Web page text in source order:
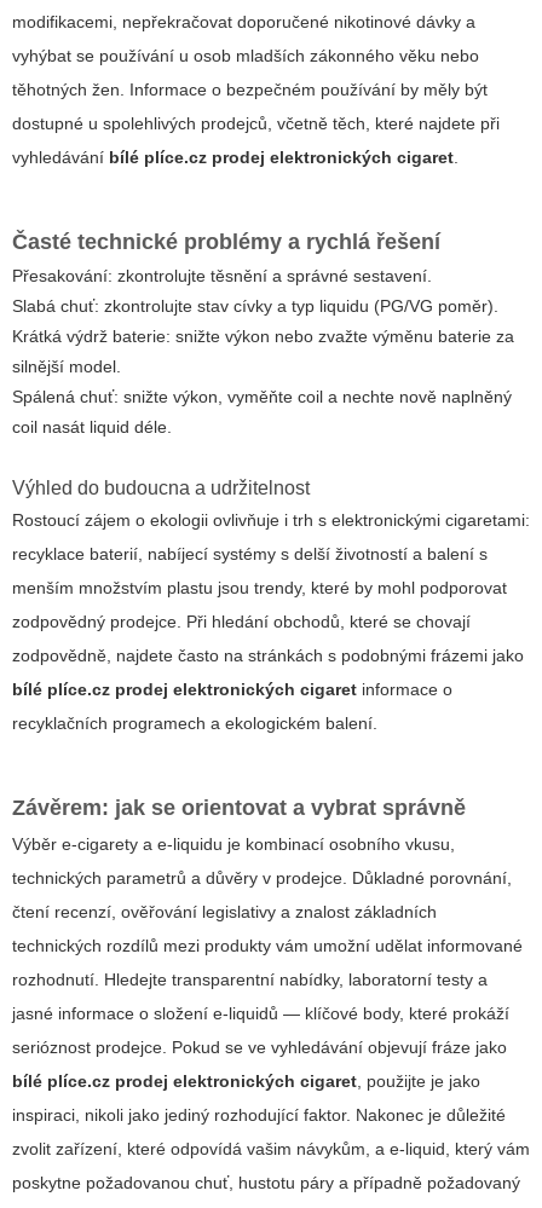
modifikacemi, nepřekračovat doporučené nikotinové dávky a
vyhýbat se používání u osob mladších zákonného věku nebo
těhotných žen. Informace o bezpečném používání by měly být
dostupné u spolehlivých prodejců, včetně těch, které najdete při
vyhledávání bílé plíce.cz prodej elektronických cigaret.
Časté technické problémy a rychlá řešení
Přesakování: zkontrolujte těsnění a správné sestavení.
Slabá chuť: zkontrolujte stav cívky a typ liquidu (PG/VG poměr).
Krátká výdrž baterie: snižte výkon nebo zvažte výměnu baterie za
silnější model.
Spálená chuť: snižte výkon, vyměňte coil a nechte nově naplněný
coil nasát liquid déle.
Výhled do budoucna a udržitelnost
Rostoucí zájem o ekologii ovlivňuje i trh s elektronickými cigaretami:
recyklace baterií, nabíjecí systémy s delší životností a balení s
menším množstvím plastu jsou trendy, které by mohl podporovat
zodpovědný prodejce. Při hledání obchodů, které se chovají
zodpovědně, najdete často na stránkách s podobnými frázemi jako
bílé plíce.cz prodej elektronických cigaret informace o
recyklačních programech a ekologickém balení.
Závěrem: jak se orientovat a vybrat správně
Výběr e-cigarety a e-liquidu je kombinací osobního vkusu,
technických parametrů a důvěry v prodejce. Důkladné porovnání,
čtení recenzí, ověřování legislativy a znalost základních
technických rozdílů mezi produkty vám umožní udělat informované
rozhodnutí. Hledejte transparentní nabídky, laboratorní testy a
jasné informace o složení e-liquidů — klíčové body, které prokáží
serióznost prodejce. Pokud se ve vyhledávání objevují fráze jako
bílé plíce.cz prodej elektronických cigaret, použijte je jako
inspiraci, nikoli jako jediný rozhodující faktor. Nakonec je důležité
zvolit zařízení, které odpovídá vašim návykům, a e-liquid, který vám
poskytne požadovanou chuť, hustotu páry a případně požadovaný